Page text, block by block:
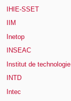
IHIE-SSET
IIM
Inetop
INSEAC
Institut de technologie
INTD
Intec